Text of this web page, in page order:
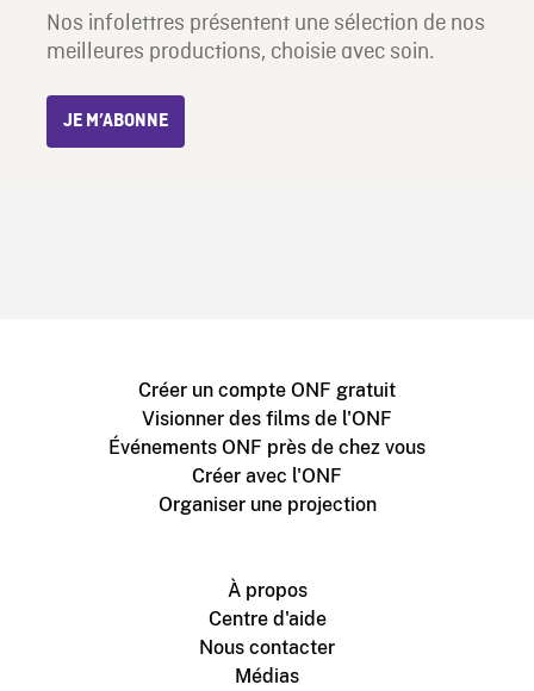
Nos infolettres présentent une sélection de nos
meilleures productions, choisie avec soin.
JE M’ABONNE
Créer un compte ONF gratuit
Visionner des films de l'ONF
Événements ONF près de chez vous
Créer avec l'ONF
Organiser une projection
À propos
Centre d'aide
Nous contacter
Médias